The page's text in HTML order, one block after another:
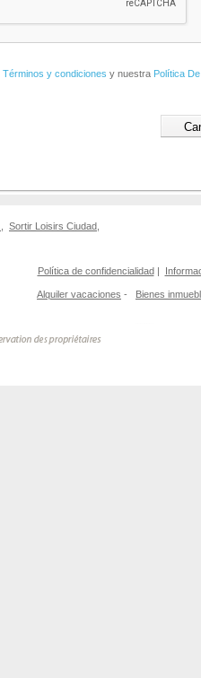
Términos y condiciones y nuestra Política
Sortir Loisirs Ciudad
Política de confidencialidad|
Alquiler vacaciones - Bienes